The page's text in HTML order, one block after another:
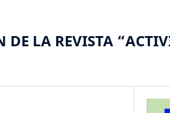
DE LA REVISTA